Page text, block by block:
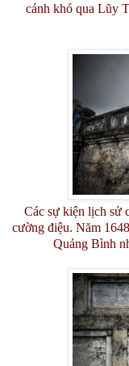
cánh khó qua Lũy
Các sự kiện lịch sử
cường điệu. Năm
Quảng Bình